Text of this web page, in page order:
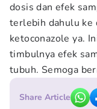
dosis dan efek
terlebih dahulu ke
ketoconazole ya.
timbulnya efek
tubuh. Semoga
Share Article